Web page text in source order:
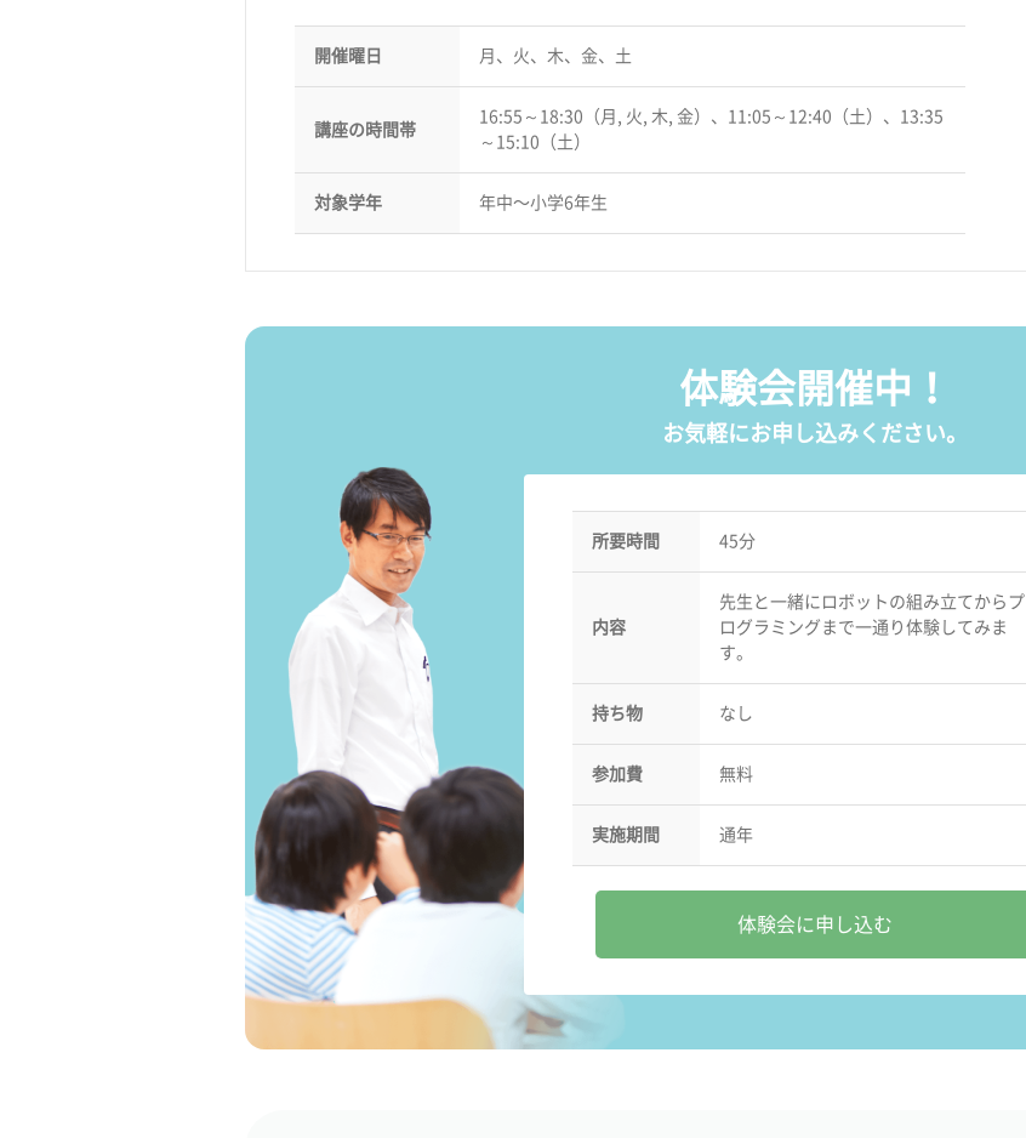
開催曜日 月、火、木、金、土
講座の時間帯
16:55～18:30（月, 火, 木, 金）、11:05～12:40（土）、13:35
～15:10（土）
対象学年 年中〜小学6年生
体験会開催中！
お気軽にお申し込みください。
所要時間 45分
内容
先生と一緒にロボットの組み立てからプ
ログラミングまで一通り体験してみま
す。
持ち物 なし
参加費 無料
実施期間 通年
体験会に申し込む